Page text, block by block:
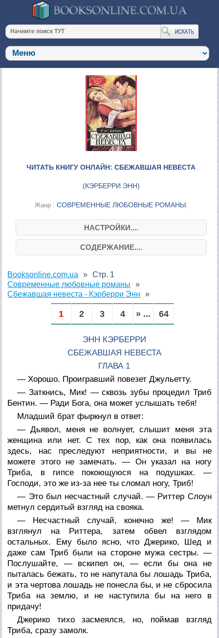
ЧИТАТЬ КНИГУ ОНЛАЙН: СБЕЖАВШАЯ НЕВЕСТА
(КЭРБЕРРИ ЭНН)
Жанр : СОВРЕМЕННЫЕ ЛЮБОВНЫЕ РОМАНЫ;
НАСТРОЙКИ....
СОДЕРЖАНИЕ....
Booksonline.com.ua
Современные любовные романы
Сбежавшая невеста - Кэрберри Энн
Стр. 1
1 2 3 4 » ... 64
ЭНН КЭРБЕРРИ
СБЕЖАВШАЯ НЕВЕСТА
ГЛАВА 1
— Хорошо. Проигравший повезет Джульетту.
— Заткнись, Мик! — сквозь зубы процедил Триб
Бентин. — Ради Бога, она может услышать тебя!
Младший брат фыркнул в ответ:
— Дьявол, меня не волнует, слышит меня эта
женщина или нет. С тех пор, как она появилась
здесь, нас преследуют неприятности, и вы не
можете этого не замечать. — Он указал на ногу
Триба, в гипсе покоющуюся на подушках. —
Господи, это же из-за нее ты сломал ногу, Триб!
— Это был несчастный случай. — Риттер Слоун
метнул сердитый взгляд на свояка.
— Несчастный случай, конечно же! — Мик
взглянул на Риттера, затем обвел взглядом
остальных. Ему было ясно, что Джерико, Шед и
даже сам Триб были на стороне мужа сестры. —
Послушайте, — вскипел он, — если бы она не
пыталась бежать, то не напутала бы лошадь Триба,
и эта чертова лошадь не понесла бы, и не сбросила
Триба на землю, и не наступила бы на него в
придачу!
Джерико тихо засмеялся, но, поймав взгляд
Триба, сразу замолк.